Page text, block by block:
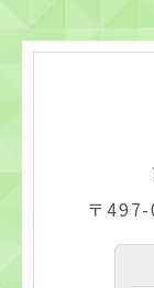
〒